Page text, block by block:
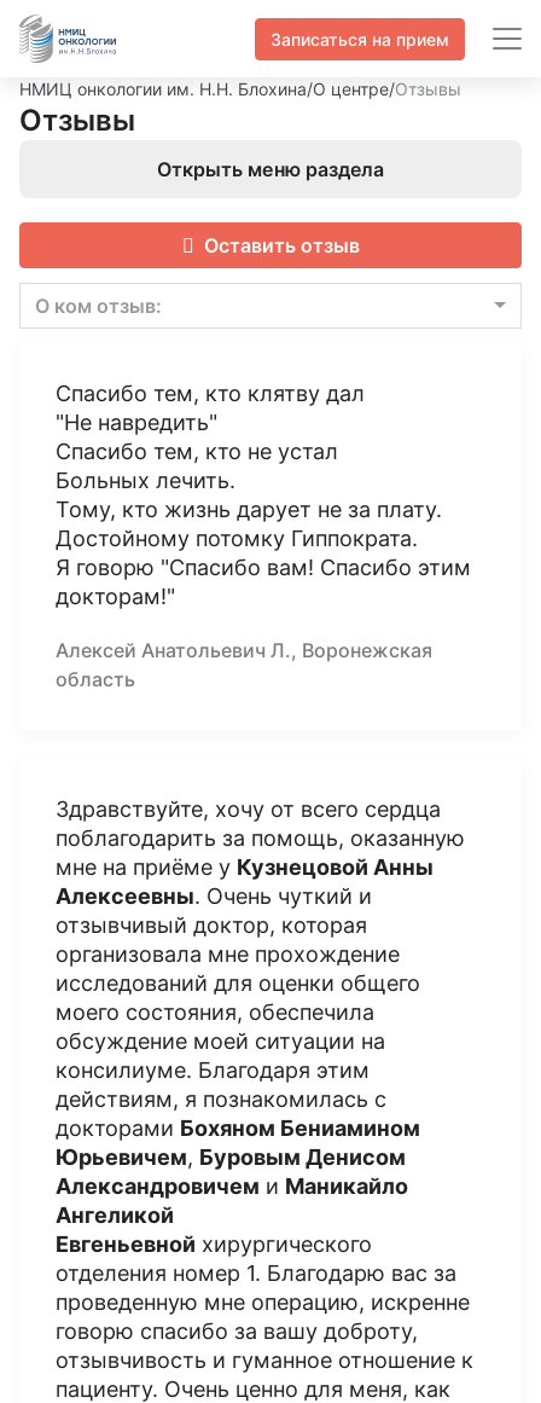
Записаться на прием
НМИЦ онкологии им. Н.Н. Блохина/О центре/Отзывы
Отзывы
Открыть меню раздела
Оставить отзыв
О ком отзыв:
Спасибо тем, кто клятву дал
"Не навредить"
Спасибо тем, кто не устал
Больных лечить.
Тому, кто жизнь дарует не за плату.
Достойному потомку Гиппократа.
Я говорю "Спасибо вам! Спасибо этим
докторам!"
Алексей Анатольевич Л., Воронежская
область
Здравствуйте, хочу от всего сердца
поблагодарить за помощь, оказанную
мне на приёме у Кузнецовой Анны
Алексеевны. Очень чуткий и
отзывчивый доктор, которая
организовала мне прохождение
исследований для оценки общего
моего состояния, обеспечила
обсуждение моей ситуации на
консилиуме. Благодаря этим
действиям, я познакомилась с
докторами Бохяном Бениамином
Юрьевичем, Буровым Денисом
Александровичем и Маникайло
Ангеликой
Евгеньевной хирургического
отделения номер 1. Благодарю вас за
проведенную мне операцию, искренне
говорю спасибо за вашу доброту,
отзывчивость и гуманное отношение к
пациенту. Очень ценно для меня, как